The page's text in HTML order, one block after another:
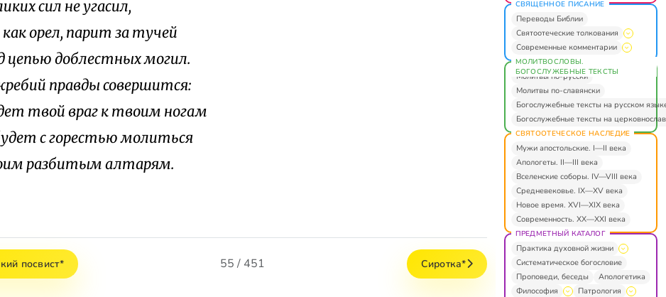
сил не угасил,
как орел, парит за тучей
цепью доблестных могил.
правды совершится:
твой враг к твоим ногам
с горестью молиться
разбитым алтарям.
посвист* 55 / 451 Сиротка*
СВЯЩЕННОЕ ПИСАНИЕ
Переводы Библии
Святоотеческие толкования
Современные комментарии
МОЛИТВОСЛОВЫ.
БОГОСЛУЖЕБНЫЕ ТЕКСТЫ
Молитвы по-русски
Молитвы по-славянски
Богослужебные тексты на русском
Богослужебные тексты на
СВЯТООТЕЧЕСКОЕ НАСЛЕДИЕ
Мужи апостольские. I—II века
Апологеты. II—III века
Вселенские соборы. IV—VIII века
Средневековье. IX—XV века
Новое время. XVI—XIX века
Современность. XX—XXI века
ПРЕДМЕТНЫЙ КАТАЛОГ
Практика духовной жизни
Систематическое богословие
Проповеди, беседы
Апологетика
Философия
Патрология